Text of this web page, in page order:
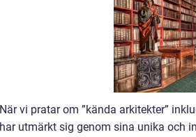
När vi pratar om ”kända arkitekter”
har utmärkt sig genom sina unika och